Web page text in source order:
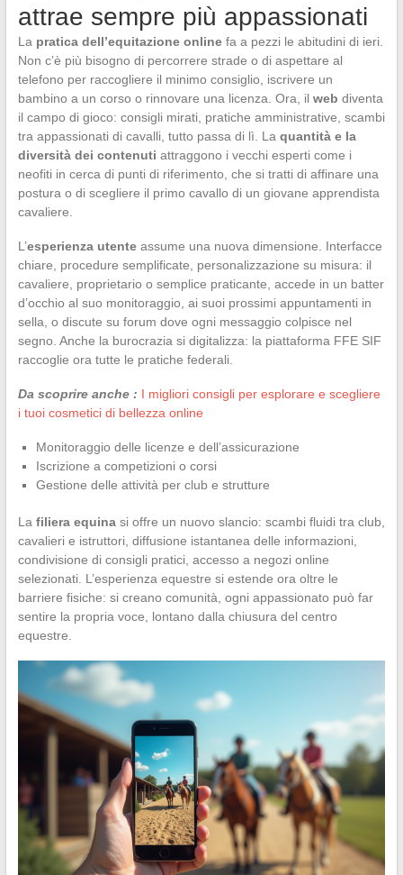
attrae sempre più appassionati
La pratica dell’equitazione onlinefa a pezzi le abitudini di ieri.
Non c’è più bisogno di percorrere strade o di aspettare al
telefono per raccogliere il minimo consiglio, iscrivere un
bambino a un corso o rinnovare una licenza. Ora, il web diventa
il campo di gioco: consigli mirati, pratiche amministrative, scambi
tra appassionati di cavalli, tutto passa di lì. La quantità e la
diversità dei contenuti attraggono i vecchi esperti come i
neofiti in cerca di punti di riferimento, che si tratti di affinare una
postura o di scegliere il primo cavallo di un giovane apprendista
cavaliere.
L’esperienza utenteassume una nuova dimensione. Interfacce
chiare, procedure semplificate, personalizzazione su misura: il
cavaliere, proprietario o semplice praticante, accede in un batter
d’occhio al suo monitoraggio, ai suoi prossimi appuntamenti in
sella, o discute su forum dove ogni messaggio colpisce nel
segno. Anche la burocrazia si digitalizza: la piattaforma FFE SIF
raccoglie ora tutte le pratiche federali.
Da scoprire anche : I migliori consigli per esplorare e scegliere
i tuoi cosmetici di bellezza online
Monitoraggio delle licenze e dell’assicurazione
Iscrizione a competizioni o corsi
Gestione delle attività per club e strutture
La filiera equinasi offre un nuovo slancio: scambi fluidi tra club,
cavalieri e istruttori, diffusione istantanea delle informazioni,
condivisione di consigli pratici, accesso a negozi online
selezionati. L’esperienza equestre si estende ora oltre le
barriere fisiche: si creano comunità, ogni appassionato può far
sentire la propria voce, lontano dalla chiusura del centro
equestre.